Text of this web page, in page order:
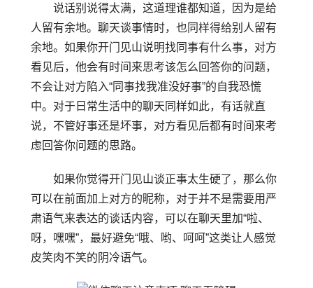
说话别说得太满，这道理谁都知道，因为是给
人留有余地。聊天谈事情时，也同样得给别人留有
余地。如果你开门见山说明找同事有什么事，对方
看见后，他会有时间来思考该怎么回答你的问题，
不会让对方陷入“同事找我准没好事”的自我恐慌
中。对于日常生活中的聊天同样如此，有话就直
说，不管好事还是坏事，对方看见后都有时间来考
虑回答你问题的思路。
如果你觉得开门见山谈正事太生硬了，那么你
可以在前面加上对方的昵称，对于并不是需要用严
肃语气来表达的谈话内容，可以在聊天里加“啦、
呀，嘿嘿”，最好避免“哦、哟、呵呵”这类让人感觉
皮笑肉不笑的阴冷语气。